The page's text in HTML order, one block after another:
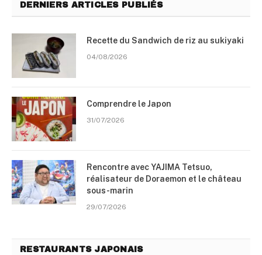
DERNIERS ARTICLES PUBLIÉS
Recette du Sandwich de riz au sukiyaki
04/08/2026
Comprendre le Japon
31/07/2026
Rencontre avec YAJIMA Tetsuo,
réalisateur de Doraemon et le château
sous-marin
29/07/2026
RESTAURANTS JAPONAIS